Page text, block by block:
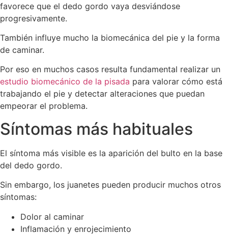
favorece que el dedo gordo vaya desviándose
progresivamente.
También influye mucho la biomecánica del pie y la forma
de caminar.
Por eso en muchos casos resulta fundamental realizar un
estudio biomecánico de la pisada para valorar cómo está
trabajando el pie y detectar alteraciones que puedan
empeorar el problema.
Síntomas más habituales
El síntoma más visible es la aparición del bulto en la base
del dedo gordo.
Sin embargo, los juanetes pueden producir muchos otros
síntomas:
Dolor al caminar
Inflamación y enrojecimiento